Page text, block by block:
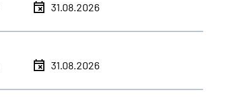
31.08.2026
31.08.2026